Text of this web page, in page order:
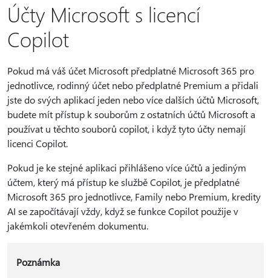
Účty Microsoft s licencí
Copilot
Pokud má váš účet Microsoft předplatné Microsoft 365 pro
jednotlivce, rodinný účet nebo předplatné Premium a přidali
jste do svých aplikací jeden nebo více dalších účtů Microsoft,
budete mít přístup k souborům z ostatních účtů Microsoft a
používat u těchto souborů copilot, i když tyto účty nemají
licenci Copilot.
Pokud je ke stejné aplikaci přihlášeno více účtů a jediným
účtem, který má přístup ke službě Copilot, je předplatné
Microsoft 365 pro jednotlivce, Family nebo Premium, kredity
AI se započítávají vždy, když se funkce Copilot použije v
jakémkoli otevřeném dokumentu.
Poznámka